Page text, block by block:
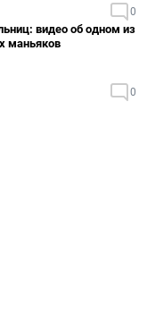
0
видео об одном из
маньяков
0